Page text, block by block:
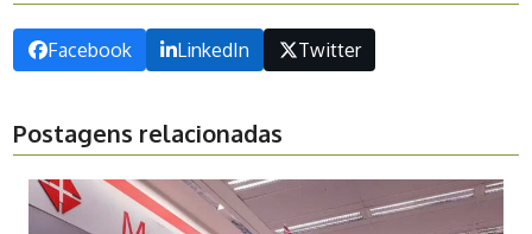
Facebook LinkedIn Twitter
Postagens relacionadas